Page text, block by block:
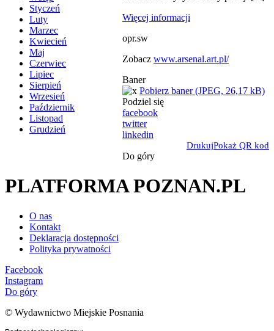
Styczeń
Luty
Marzec
Kwiecień
Maj
Czerwiec
Lipiec
Sierpień
Wrzesień
Październik
Listopad
Grudzień
Więcej informacji
opr.sw
Zobacz www.arsenal.art.pl/
Baner
Pobierz baner (JPEG, 26,17 kB)
Podziel się
facebook
twitter
linkedin
DrukujPokaż QR kod
Do góry
PLATFORMA POZNAN.PL
O nas
Kontakt
Deklaracja dostępności
Polityka prywatności
Facebook
Instagram
Do góry
© Wydawnictwo Miejskie Posnania